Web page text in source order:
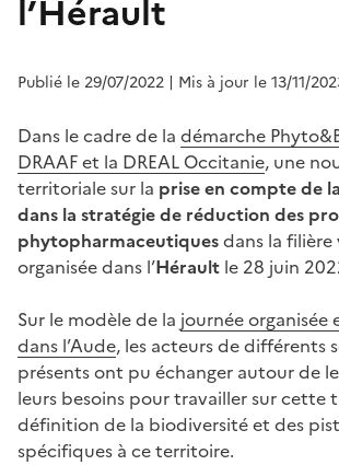
l’Hérault
Publié le 29/07/2022 | Mis à jour le 13/11/
Dans le cadre de la démarche
DRAAF et la DREAL Occitanie, une
territoriale sur la prise en compte de
dans la stratégie de réduction des
phytopharmaceutiquesdans la
organisée dans l’Hérault le 28 juin
Sur le modèle de la journée organisée
dans l’Aude, les acteurs de différents
présents ont pu échanger autour de
leurs besoins pour travailler sur cette
définition de la biodiversité et des
spécifiques à ce territoire.